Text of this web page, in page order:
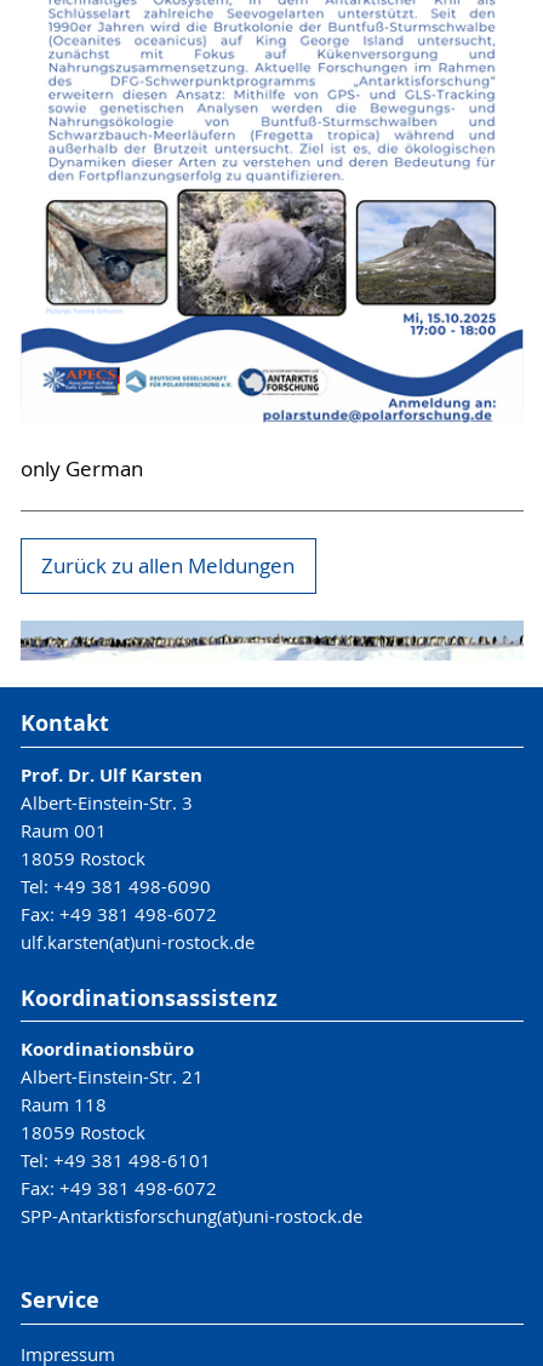
only German
Zurück zu allen Meldungen
Kontakt
Prof. Dr. Ulf Karsten
Albert-Einstein-Str. 3
Raum 001
18059 Rostock
Tel: +49 381 498-6090
Fax: +49 381 498-6072
ulf.karsten(at)uni-rostock.de
Koordinationsassistenz
Koordinationsbüro
Albert-Einstein-Str. 21
Raum 118
18059 Rostock
Tel: +49 381 498-6101
Fax: +49 381 498-6072
SPP-Antarktisforschung(at)uni-rostock.de
Service
Impressum